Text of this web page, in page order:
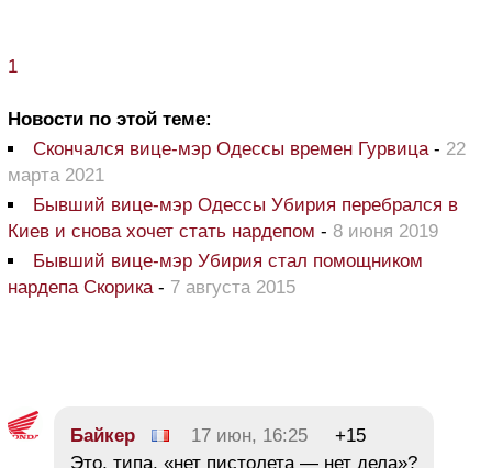
1
Новости по этой теме:
Скончался вице-мэр Одессы времен Гурвица- 22
марта 2021
Бывший вице-мэр Одессы Убирия перебрался в
Киев и снова хочет стать нардепом - 8 июня 2019
Бывший вице-мэр Убирия стал помощником
нардепа Скорика - 7 августа 2015
Байкер 17 июн, 16:25
+15
Это, типа, «нет пистолета — нет дела»?